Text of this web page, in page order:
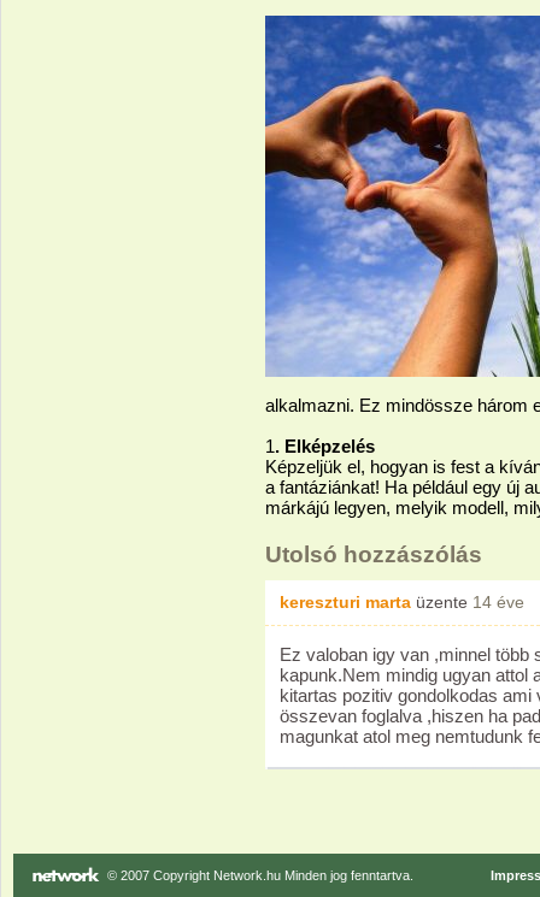
alkalmazni. Ez mindössze három
1. Elképzelés
Képzeljük el, hogyan is fest a
a fantáziánkat! Ha például egy új
márkájú legyen, melyik modell,
Utolsó hozzászólás
kereszturi marta üzente 14 éve
Ez valoban igy van ,minnel több
kapunk.Nem mindig ugyan attol
kitartas pozitiv gondolkodas
összevan foglalva ,hiszen ha
magunkat atol meg nemtudunk
© 2007 Copyright Network.hu Minden jog fenntartva.